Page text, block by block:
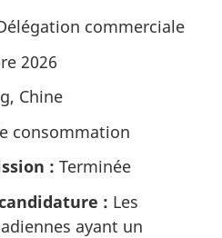
commerciale
2026
Chine
consommation
: Terminée
: Les
ayant un